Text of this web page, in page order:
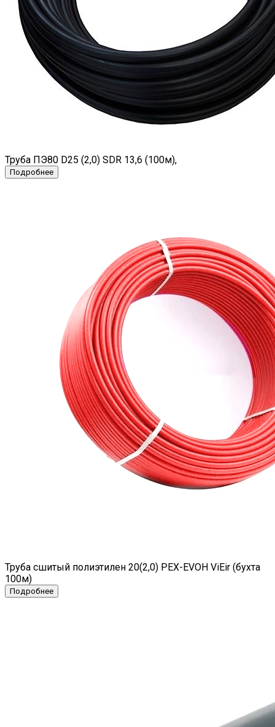
Труба ПЭ80 D25 (2,0) SDR 13,6 (100м),
Труба сшитый полиэтилен 20(2,0) PEX-EVOH ViEir (бухта
100м)